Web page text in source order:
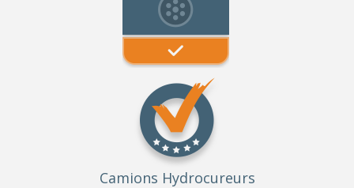
Camions Hydrocureurs